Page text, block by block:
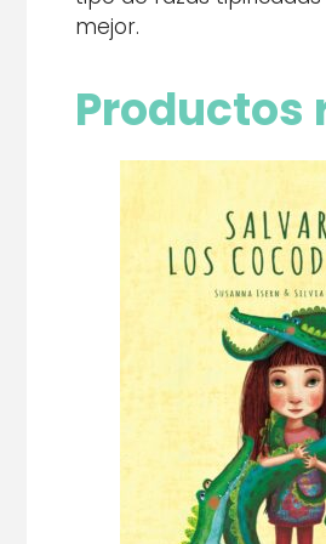
mejor.
Productos